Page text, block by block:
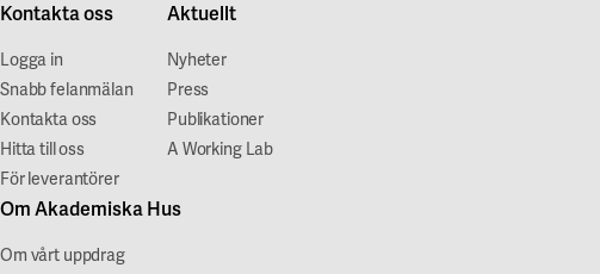
Kontakta oss
Logga in
Snabb felanmälan
Kontakta oss
Hitta till oss
För leverantörer
Aktuellt
Nyheter
Press
Publikationer
A Working Lab
Om Akademiska Hus
Om vårt uppdrag